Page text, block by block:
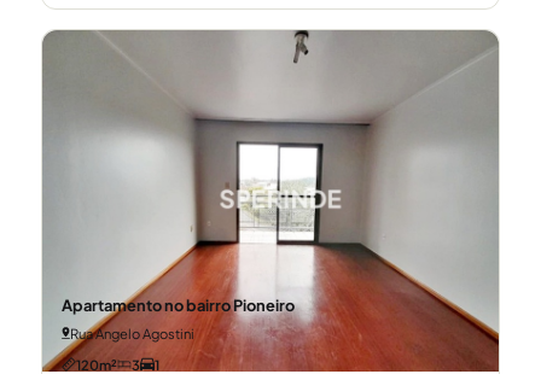
Apartamento no bairro Pioneiro
Rua Angelo Agostini
120m²
3 1